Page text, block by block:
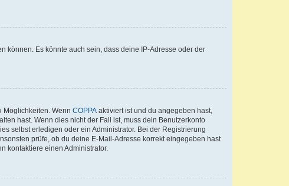
können. Es könnte auch sein, dass deine IP-Adresse oder der
Möglichkeiten. Wenn COPPA aktiviert ist und du angegeben hast,
hast. Wenn dies nicht der Fall ist, muss dein Benutzerkonto
selbst erledigen oder ein Administrator. Bei der Registrierung
prüfe, ob du deine E-Mail-Adresse korrekt eingegeben hast
kontaktiere einen Administrator.